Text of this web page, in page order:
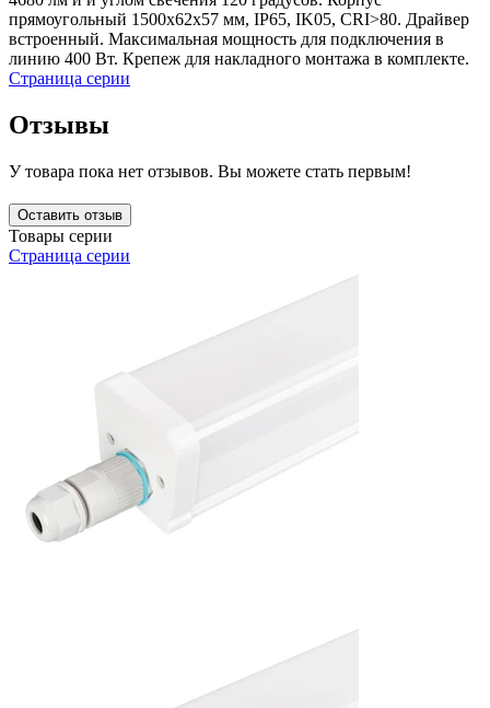
прямоугольный 1500x62x57 мм, IP65, IK05, CRI>80. Драйвер
встроенный. Максимальная мощность для подключения в
линию 400 Вт. Крепеж для накладного монтажа в комплекте.
Страница серии
Отзывы
У товара пока нет отзывов. Вы можете стать первым!
Оставить отзыв
Товары серии
Страница серии